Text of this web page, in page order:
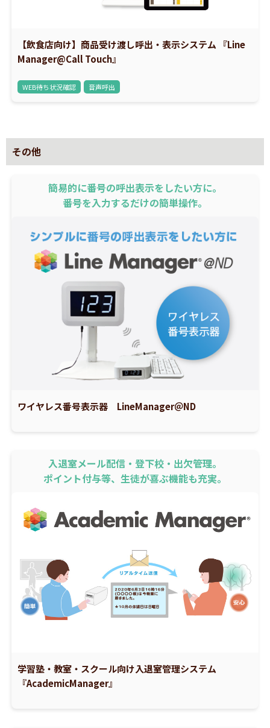
【飲食店向け】商品受け渡し呼出・表示システム 『Line
Manager@Call Touch』
WEB待ち状況確認 音声呼出
その他
簡易的に番号の呼出表示をしたい方に。
番号を入力するだけの簡単操作。
ワイヤレス番号表示器 LineManager＠ND
入退室メール配信・登下校・出欠管理。
ポイント付与等、生徒が喜ぶ機能も充実。
学習塾・教室・スクール向け入退室管理システム
『AcademicManager』